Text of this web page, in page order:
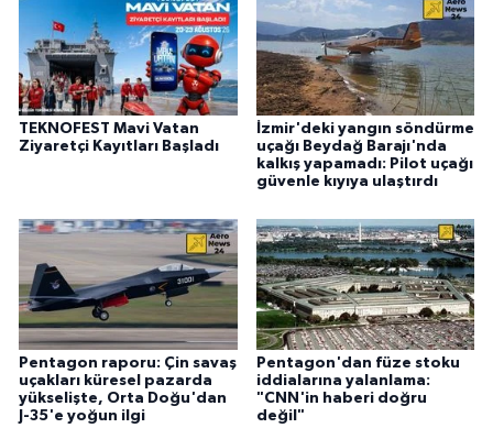
TEKNOFEST Mavi Vatan
Ziyaretçi Kayıtları Başladı
İzmir'deki yangın söndürme
uçağı Beydağ Barajı'nda
kalkış yapamadı: Pilot uçağı
güvenle kıyıya ulaştırdı
Pentagon raporu: Çin savaş
uçakları küresel pazarda
yükselişte, Orta Doğu'dan
J-35'e yoğun ilgi
Pentagon'dan füze stoku
iddialarına yalanlama:
"CNN'in haberi doğru
değil"